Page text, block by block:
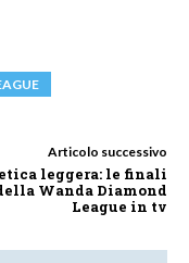
Articolo successivo
leggera: le finali
Wanda Diamond
League in tv